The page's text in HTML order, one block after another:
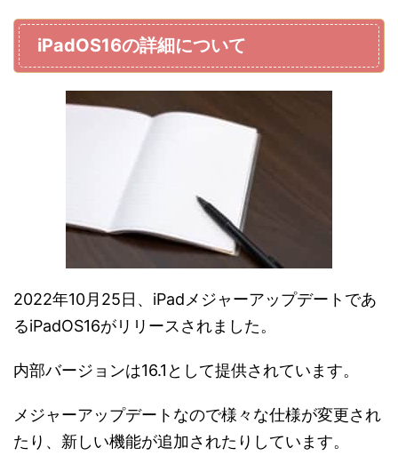
iPadOS16の詳細について
2022年10月25日、iPadメジャーアップデートであ
るiPadOS16がリリースされました。
内部バージョンは16.1として提供されています。
メジャーアップデートなので様々な仕様が変更され
たり、新しい機能が追加されたりしています。